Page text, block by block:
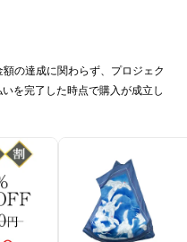
りエコバッグ
バッグは、日常生活
だけでなく、上品な
が際立ちます。
の達成に関わらず、プロジェク
を完了した時点で購入が成立し